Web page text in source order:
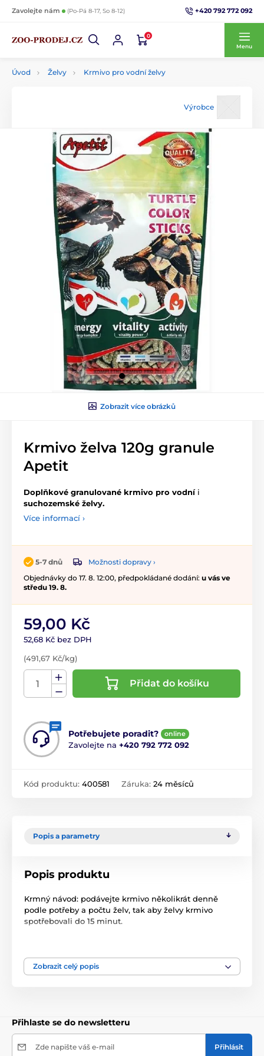
Zavolejte nám (Po-Pá 8-17, So 8-12) +420 792 772 092
0
Menu
Úvod Želvy Krmivo pro vodní želvy
Výrobce
Zobrazit více obrázků
Krmivo želva 120g granule
Apetit
Doplňkové granulované krmivo pro vodníi
suchozemské želvy.
Více informací ›
5-7 dnů
Možnosti dopravy ›
Objednávky do 17. 8. 12:00, předpokládané dodání: u vás ve
středu 19. 8.
59,00 Kč
52,68 Kč bez DPH
(491,67 Kč/kg)
Přidat do košíku
Potřebujete poradit? online
Zavolejte na +420 792 772 092
Kód produktu: 400581 Záruka: 24 měsíců
Popis a parametry
Popis produktu
Krmný návod: podávejte krmivo několikrát denně
podle potřeby a počtu želv, tak aby želvy krmivo
spotřebovali do 15 minut.
výrobky z ryb, oleje a tuky, minerální látky, řasy,
barviva, s antioxidantem-doplňkové látky ES.
Produkt je zařazen v kategoriích
Zobrazit celý popis
Přihlaste se do newsletteru
Zde napište váš e-mail Přihlásit